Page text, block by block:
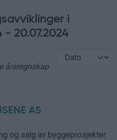
i
- 20.07.2024
årsregnskap
AS
og salg av byggeprosjekter